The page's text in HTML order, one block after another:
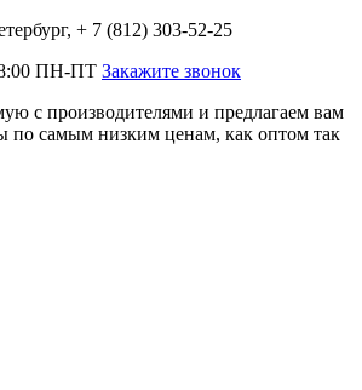
+ 7 (812) 303-52-25
ПН-ПТ Закажите звонок
с производителями и предлагаем вам
по самым низким ценам, как оптом так